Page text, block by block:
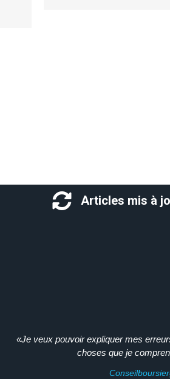
Articles mis à
«Je veux pouvoir expliquer mes
choses que je